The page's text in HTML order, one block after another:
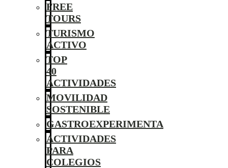
FREE
TOURS
TURISMO
ACTIVO
TOP
40
ACTIVIDADES
MOVILIDAD
SOSTENIBLE
GASTROEXPERIMENTA
ACTIVIDADES
PARA
COLEGIOS